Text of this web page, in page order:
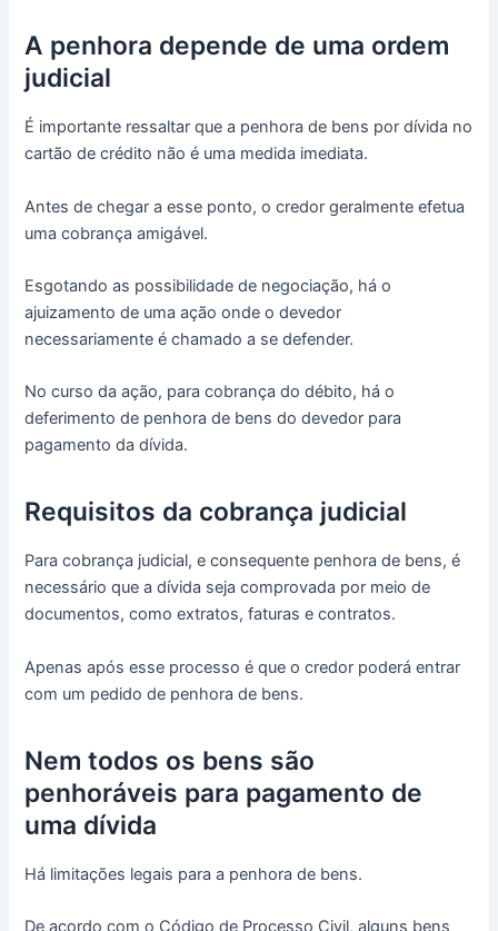
A penhora depende de uma ordem
judicial
É importante ressaltar que a penhora de bens por dívida no
cartão de crédito não é uma medida imediata.
Antes de chegar a esse ponto, o credor geralmente efetua
uma cobrança amigável.
Esgotando as possibilidade de negociação, há o
ajuizamento de uma ação onde o devedor
necessariamente é chamado a se defender.
No curso da ação, para cobrança do débito, há o
deferimento de penhora de bens do devedor para
pagamento da dívida.
Requisitos da cobrança judicial
Para cobrança judicial, e consequente penhora de bens, é
necessário que a dívida seja comprovada por meio de
documentos, como extratos, faturas e contratos.
Apenas após esse processo é que o credor poderá entrar
com um pedido de penhora de bens.
Nem todos os bens são
penhoráveis para pagamento de
uma dívida
Há limitações legais para a penhora de bens.
De acordo com o Código de Processo Civil, alguns bens